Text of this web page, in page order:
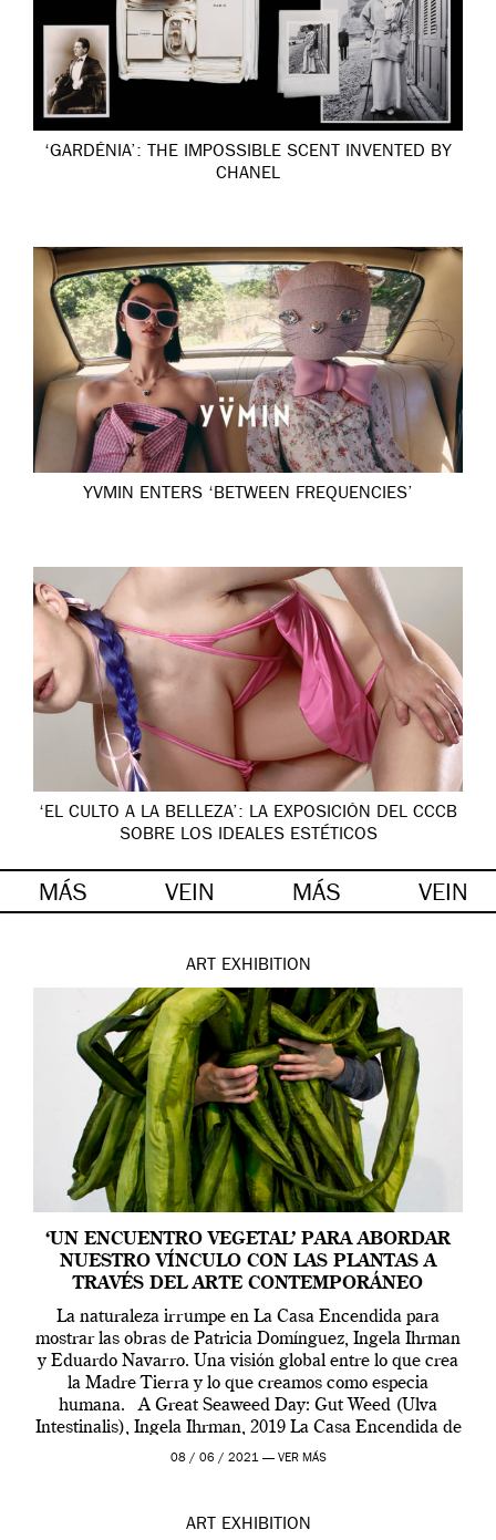
‘GARDÉNIA’: THE IMPOSSIBLE SCENT INVENTED BY
CHANEL
YVMIN ENTERS ‘BETWEEN FREQUENCIES’
‘EL CULTO A LA BELLEZA’: LA EXPOSICIÓN DEL CCCB
SOBRE LOS IDEALES ESTÉTICOS
MÁS VEIN MÁS VEIN
ART EXHIBITION
‘UN ENCUENTRO VEGETAL’ PARA ABORDAR
NUESTRO VÍNCULO CON LAS PLANTAS A
TRAVÉS DEL ARTE CONTEMPORÁNEO
La naturaleza irrumpe en La Casa Encendida para
mostrar las obras de Patricia Domínguez, Ingela Ihrman
y Eduardo Navarro. Una visión global entre lo que crea
la Madre Tierra y lo que creamos como especia
humana. A Great Seaweed Day: Gut Weed (Ulva
Intestinalis), Ingela Ihrman, 2019 La Casa Encendida de
Madrid y la Wellcome […]
08 / 06 / 2021 — VER MÁS
ART EXHIBITION